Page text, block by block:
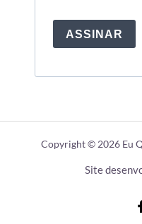
ASSINAR
Copyright © 2026 Eu
Site